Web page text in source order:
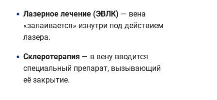
Лазерное лечение (ЭВЛК) — вена
«запаивается» изнутри под действием
лазера.
Склеротерапия — в вену вводится
специальный препарат, вызывающий
её закрытие.